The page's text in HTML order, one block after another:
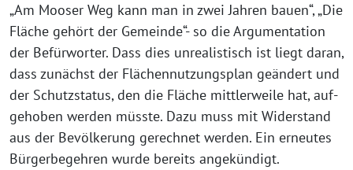
„Am Mooser Weg kann man in zwei Jahren bau­en“, „Die
Fläche gehört der Gemeinde“- so die Argumentation
der Befürworter. Dass dies unrea­lis­tisch ist liegt dar­an,
dass zunächst der Flächennutzungsplan geän­dert und
der Schutzstatus, den die Fläche mitt­ler­wei­le hat, auf­
ge­ho­ben wer­den müss­te. Dazu muss mit Widerstand
aus der Bevölkerung gerech­net wer­den. Ein erneu­tes
Bürgerbegehren wur­de bereits ange­kün­digt.